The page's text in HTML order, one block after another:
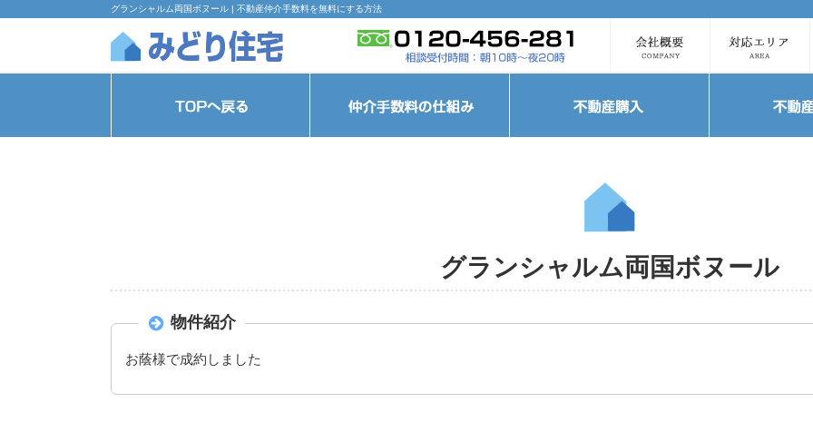
グランシャルム両国ボヌール | 不動産仲介手数料を無料にする方法
グランシャルム両国ボヌール
物件紹介
お蔭様で成約しました